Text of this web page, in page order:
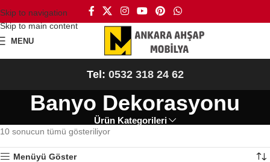
Skip to navigation
Skip to main content
MENU
Tel: 0532 318 24 62
Banyo Dekorasyonu
Ürün Kategorileri
10 sonucun tümü gösteriliyor
Menüyü Göster